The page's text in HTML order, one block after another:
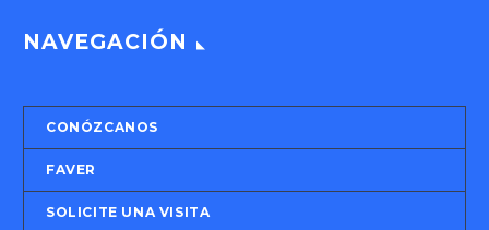
NAVEGACIÓN
CONÓZCANOS
FAVER
SOLICITE UNA VISITA